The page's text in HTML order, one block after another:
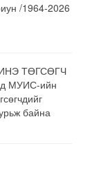
/1964-2026
ТӨГСӨГЧ
МУИС-ийн
байна